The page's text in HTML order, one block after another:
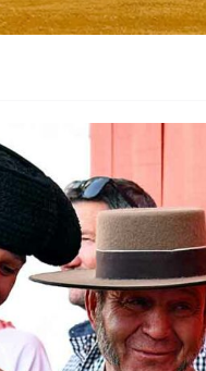
PHOTOS TAURINES 2026
en